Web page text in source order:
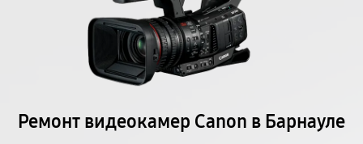
Ремонт видеокамер Canon в Барнауле